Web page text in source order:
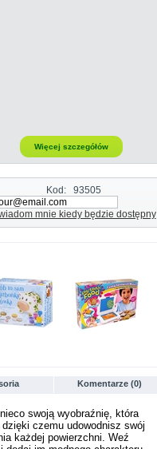
Więcej szczegółów
Kod: 93505
mnie kiedy będzie dostępny
Komentarze (0)
swoją wyobraźnię, która
czemu udowodnisz swój
każdej powierzchni. Weź